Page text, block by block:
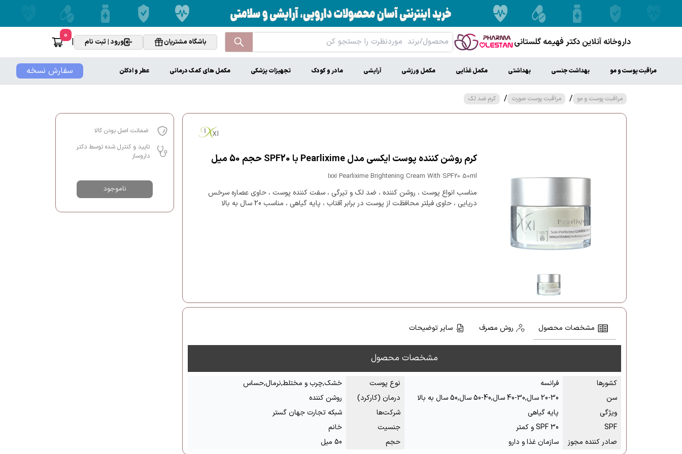
داروخانه آنلاین دکتر فهیمه گلستانی باشگاه مشتریان ورود | ثبت نام |
0
سفارش نسخه مراقبت پوست و مو بهداشت جنسی بهداشتی مکمل غذایی مکمل ورزشی آرایشی مادر و کودک تجهیزات پزشکی مکمل های کمک درمانی عطر و ادکلن
مراقبت پوست و مو / مراقبت پوست صورت / کرم ضد لک
كرم روشن کننده پوست ایکسی مدل Pearlixime با SPF20 حجم 50 میل
Ixxi Pearlixime Brightening Cream With SPF20 50ml
مناسب انواع پوست ، روشن کننده ، ضد لک و تیرگی ، سفت کننده پوست ، حاوی عصاره سرخس
دریایی ، حاوی فیلتر محافظت از پوست در برابر آفتاب ، پایه گیاهی ، مناسب 20 سال به بالا
مشخصات محصول روش مصرف سایر توضیحات
مشخصات محصول
کشور‌ها فرانسه نوع پوست
خشک,چرب و مختلط,نرمال,حساس
سن
20-30 سال,30-40 سال,40-50 سال,50 سال به بالا درمان (کارکرد)
روشن کننده
ویژگی
پایه گیاهی شرکت‌ها
شبکه تجارت جهان گستر
SPF
SPF 30 و کمتر جنسیت
خانم
صادر کننده مجوز
سازمان غذا و دارو حجم 50 میل
ضمانت اصل بودن کالا
تایید و کنترل شده توسط دکتر
داروساز
ناموجود